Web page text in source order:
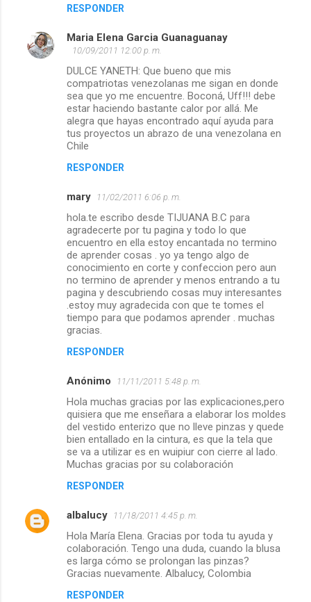
RESPONDER
Maria Elena Garcia Guanaguanay
10/09/2011 12:00 p. m.
DULCE YANETH: Que bueno que mis
compatriotas venezolanas me sigan en donde
sea que yo me encuentre. Boconá, Uff!!! debe
estar haciendo bastante calor por allá. Me
alegra que hayas encontrado aquí ayuda para
tus proyectos un abrazo de una venezolana en
Chile
RESPONDER
mary 11/02/2011 6:06 p. m.
hola.te escribo desde TIJUANA B.C para
agradecerte por tu pagina y todo lo que
encuentro en ella estoy encantada no termino
de aprender cosas . yo ya tengo algo de
conocimiento en corte y confeccion pero aun
no termino de aprender y menos entrando a tu
pagina y descubriendo cosas muy interesantes
.estoy muy agradecida con que te tomes el
tiempo para que podamos aprender . muchas
gracias.
RESPONDER
Anónimo 11/11/2011 5:48 p. m.
Hola muchas gracias por las explicaciones,pero
quisiera que me enseñara a elaborar los moldes
del vestido enterizo que no lleve pinzas y quede
bien entallado en la cintura, es que la tela que
se va a utilizar es en wuipiur con cierre al lado.
Muchas gracias por su colaboración
RESPONDER
albalucy 11/18/2011 4:45 p. m.
Hola María Elena. Gracias por toda tu ayuda y
colaboración. Tengo una duda, cuando la blusa
es larga cómo se prolongan las pinzas?
Gracias nuevamente. Albalucy, Colombia
RESPONDER